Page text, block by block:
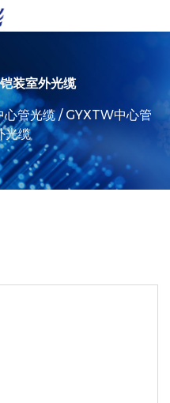
装室外光缆
心管光缆/ GYXTW中心管
光缆